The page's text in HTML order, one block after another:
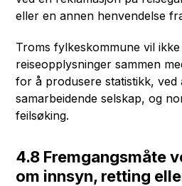
eller en annen henvendelse
Troms fylkeskommune vil
reiseopplysninger sammen
for å produsere statistikk, ved
samarbeidende selskap, og
feilsøking.
4.8 Fremgangsmåte
om innsyn, retting